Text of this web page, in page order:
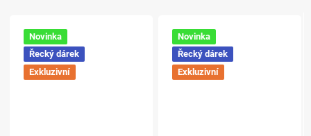
Novinka
Řecký dárek
Exkluzivní
Novinka
Řecký dárek
Exkluzivní